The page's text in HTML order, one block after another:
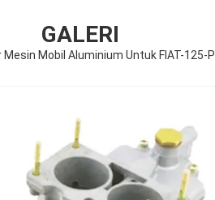
GALERI
Mesin Mobil Aluminium Untuk FIAT-125-P